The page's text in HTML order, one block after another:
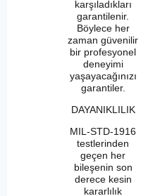
karşıladıkları
garantilenir.
Böylece her
zaman güvenilir
bir profesyonel
deneyimi
yaşayacağınızı
garantiler.
DAYANIKLILIK
MIL-STD-1916
testlerinden
geçen her
bileşenin son
derece kesin
kararlılık